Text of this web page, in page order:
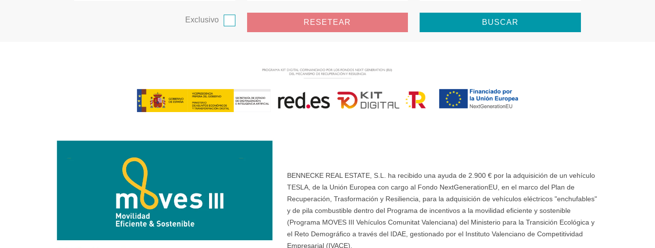
Exclusivo RESETEAR BUSCAR
BENNECKE REAL ESTATE, S.L. ha recibido una ayuda de 2.900 € por la adquisición de un vehículo
TESLA, de la Unión Europea con cargo al Fondo NextGenerationEU, en el marco del Plan de
Recuperación, Trasformación y Resiliencia, para la adquisición de vehículos eléctricos "enchufables"
y de pila combustible dentro del Programa de incentivos a la movilidad eficiente y sostenible
(Programa MOVES III Vehículos Comunitat Valenciana) del Ministerio para la Transición Ecológica y
el Reto Demográfico a través del IDAE, gestionado por el Instituto Valenciano de Competitividad
Empresarial (IVACE).